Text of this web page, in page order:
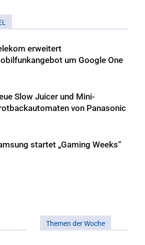
erweitert
um Google One
Slow Juicer und Mini-
von Panasonic
startet „Gaming Weeks“
Themen der Woche